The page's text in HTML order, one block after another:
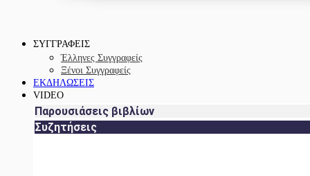
ΣΥΓΓΡΑΦΕΙΣ
Έλληνες Συγγραφείς
Ξένοι Συγγραφείς
ΕΚΔΗΛΩΣΕΙΣ
VIDEO
Παρουσιάσεις βιβλίων
Συζητήσεις